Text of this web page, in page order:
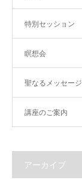
特別セッション
瞑想会
聖なるメッセージ
講座のご案内
アーカイブ